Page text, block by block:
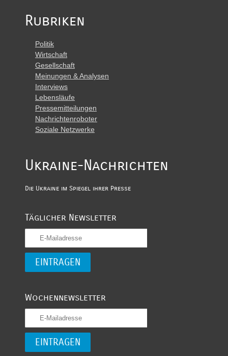
Rubriken
Politik
Wirtschaft
Gesellschaft
Meinungen & Analysen
Interviews
Lebensläufe
Pressemitteilungen
Nachrichtenroboter
Soziale Netzwerke
Ukraine-Nachrichten
Die Ukraine im Spiegel ihrer Presse
Täglicher Newsletter
Wochennewsletter